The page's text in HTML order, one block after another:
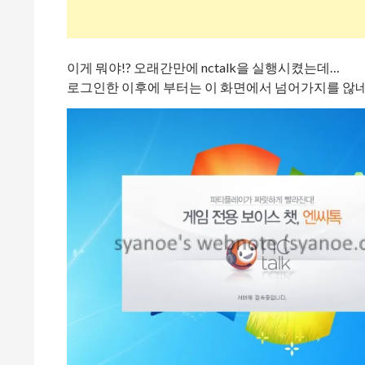
이게 뭐야!? 오래간만에 nctalk을 실행시켰는데…
로그인한 이후에 부터는 이 화면에서 넘어가지를 않